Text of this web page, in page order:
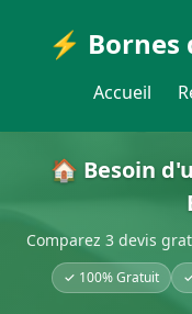
⚡ Bornes
Accueil
🏠 Besoin
Comparez 3 devis
✓ 100% Gratuit